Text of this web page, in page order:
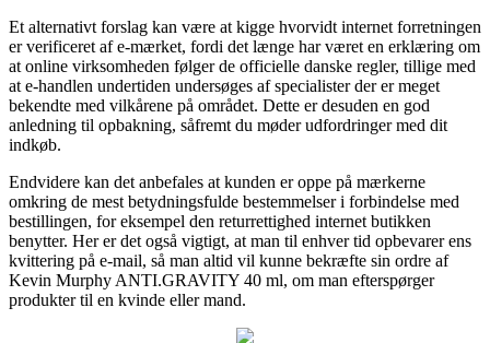
Et alternativt forslag kan være at kigge hvorvidt internet forretningen
er verificeret af e-mærket, fordi det længe har været en erklæring om
at online virksomheden følger de officielle danske regler, tillige med
at e-handlen undertiden undersøges af specialister der er meget
bekendte med vilkårene på området. Dette er desuden en god
anledning til opbakning, såfremt du møder udfordringer med dit
indkøb.
Endvidere kan det anbefales at kunden er oppe på mærkerne
omkring de mest betydningsfulde bestemmelser i forbindelse med
bestillingen, for eksempel den returrettighed internet butikken
benytter. Her er det også vigtigt, at man til enhver tid opbevarer ens
kvittering på e-mail, så man altid vil kunne bekræfte sin ordre af
Kevin Murphy ANTI.GRAVITY 40 ml, om man efterspørger
produkter til en kvinde eller mand.